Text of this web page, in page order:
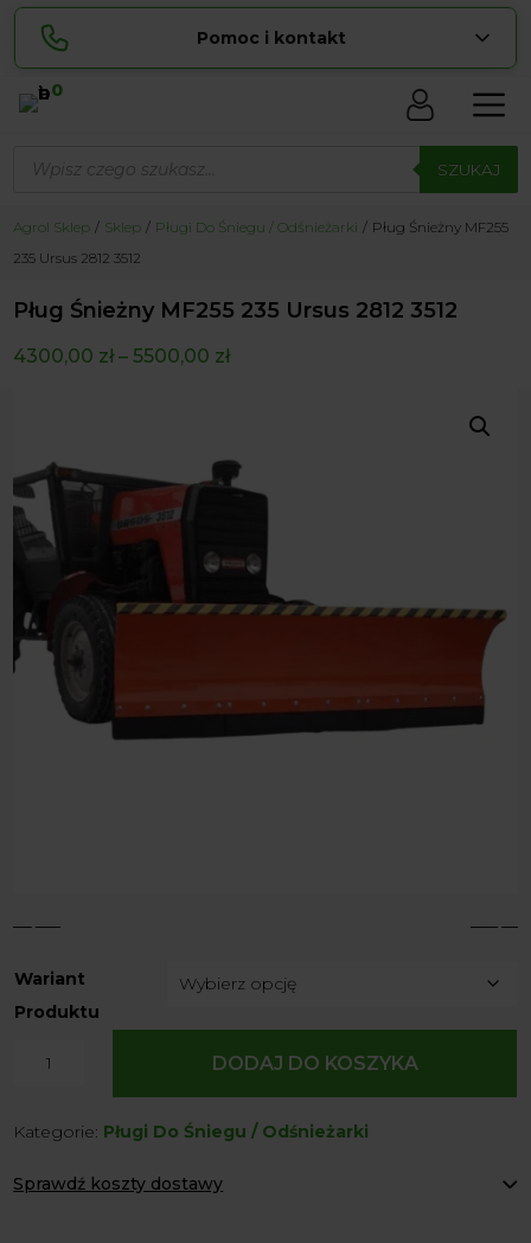
Pomoc i kontakt
Lucyna
pokaż numer
534 853 ... pokaż numer
biuro@ ...
0
produktów SZUKAJ
Agrol Sklep Sklep Pługi Do Śniegu / Odśnieżarki
Pług Śnieżny MF255
235 Ursus 2812 3512
Pług Śnieżny MF255 235 Ursus 2812 3512
4300,00 zł–5500,00 zł
4 5
Wariant
Produktu
MF255
Ursus
DODAJ DO KOSZYKA
Kategorie: Pługi Do Śniegu / Odśnieżarki
Sprawdź koszty dostawy